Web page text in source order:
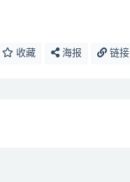
收藏 海报 链接